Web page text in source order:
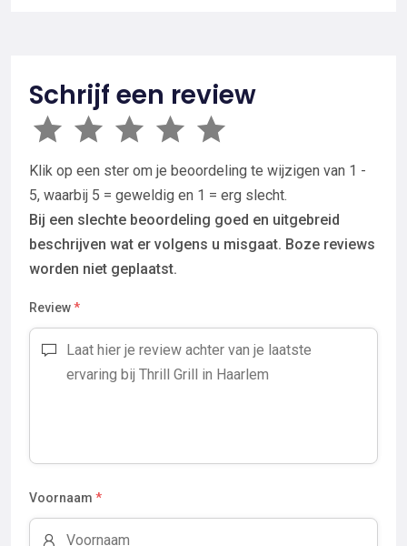
Schrijf een review
Klik op een ster om je beoordeling te wijzigen van 1 -
5, waarbij 5 = geweldig en 1 = erg slecht.
Bij een slechte beoordeling goed en uitgebreid
beschrijven wat er volgens u misgaat. Boze reviews
worden niet geplaatst.
Review*
Voornaam *